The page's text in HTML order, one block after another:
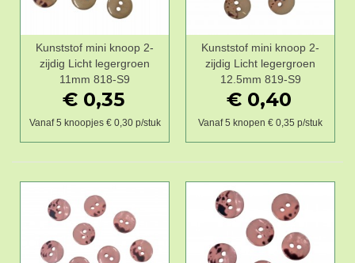
Kunststof mini knoop 2-
zijdig Licht legergroen
11mm 818-S9
€ 0,35
Vanaf 5 knoopjes € 0,30 p/stuk
Kunststof mini knoop 2-
zijdig Licht legergroen
12.5mm 819-S9
€ 0,40
Vanaf 5 knopen € 0,35 p/stuk